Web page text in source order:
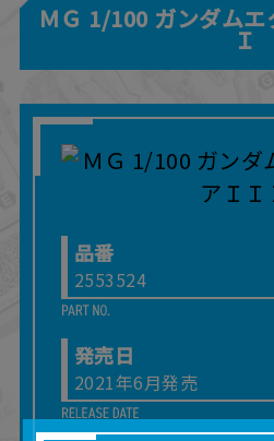
ＭＧ 1/100 ガンダム
Ｉ
品番
2553524
発売日
2021年6月発売